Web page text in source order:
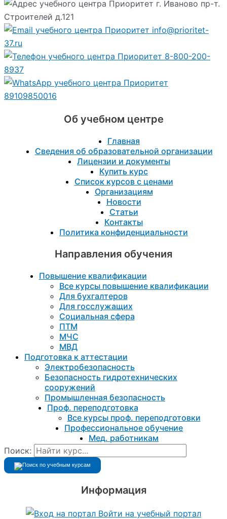
г. Иваново пр-т.
Строителей д.121
info@prioritet-
37.ru
8-800-200-
8937
89109850016
Об учебном центре
Главная
Сведения об образовательной организации
Лицензии и документы
Купить курс
Список курсов с ценами
Организациям
Новости
Статьи
Контакты
Политика конфиденциальности
Направления обучения
Повышение квалификации
Все курсы повышение квалификации
Для бухгалтеров
Для госслужащих
Социальная сфера
ПТМ
МЧС
МВД
Подготовка к aттестации
Электробезопасность
Безопасность гидротехнических
сооружений
Промышленная безопасность
Проф. переподготовка
Все курсы проф. переподготовки
Профессиональное обучение
Мед. работникам
Поиск:
Информация
Войти на учебный портал